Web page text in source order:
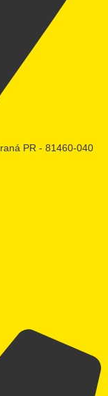
PR - 81460-040